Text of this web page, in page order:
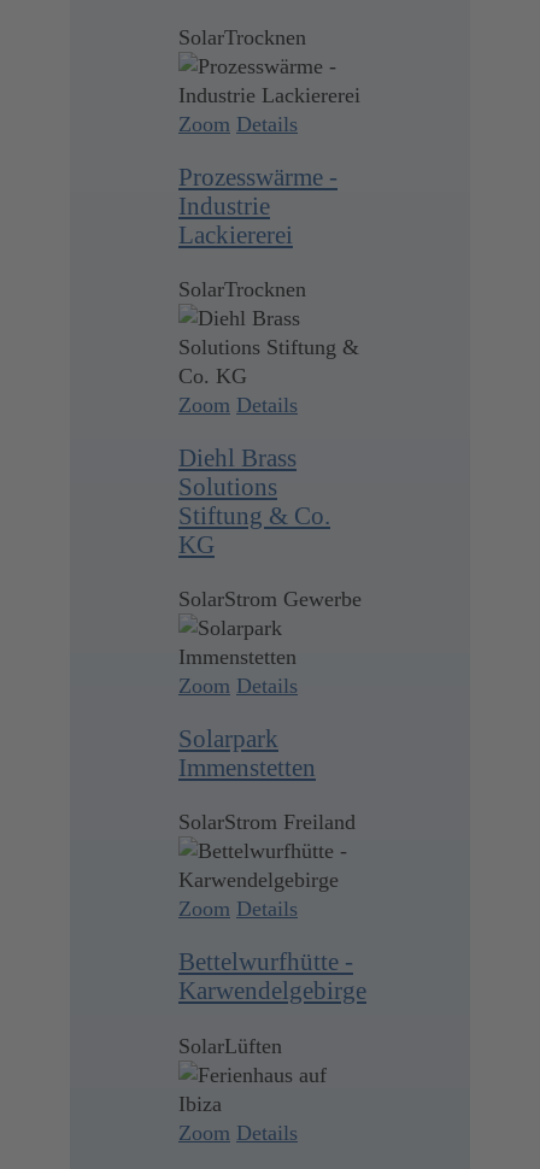
SolarTrocknen
Zoom Details
Prozesswärme -
Industrie
Lackiererei
SolarTrocknen
Zoom Details
Diehl Brass
Solutions
Stiftung & Co.
KG
SolarStrom Gewerbe
Zoom Details
Solarpark
Immenstetten
SolarStrom Freiland
Zoom Details
Bettelwurfhütte -
Karwendelgebirge
SolarLüften
Zoom Details